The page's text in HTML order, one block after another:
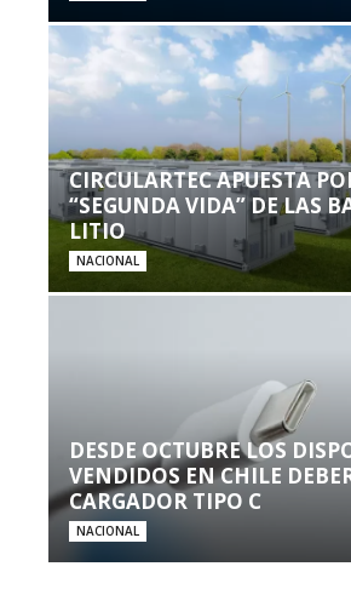
CIRCULARTEC APUESTA
“SEGUNDA VIDA” DE LAS
LITIO
NACIONAL
DESDE OCTUBRE LOS
VENDIDOS EN CHILE
CARGADOR TIPO C
NACIONAL